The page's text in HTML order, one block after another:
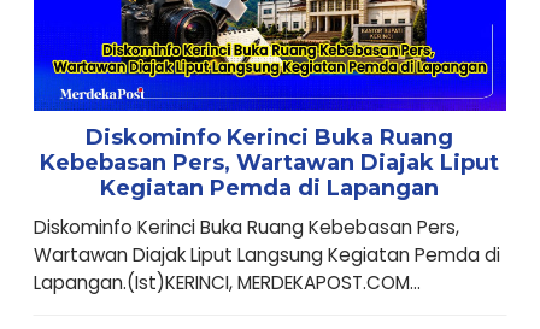
Diskominfo Kerinci Buka Ruang
Kebebasan Pers, Wartawan Diajak Liput
Kegiatan Pemda di Lapangan
Diskominfo Kerinci Buka Ruang Kebebasan Pers,
Wartawan Diajak Liput Langsung Kegiatan Pemda di
Lapangan.(Ist)KERINCI, MERDEKAPOST.COM...